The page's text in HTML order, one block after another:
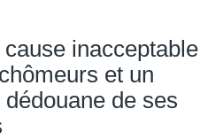
inacceptable
et un
de ses